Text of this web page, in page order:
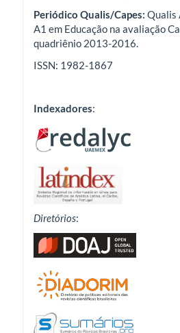
Periódico Qualis/Capes: Qualis
A1 em Educação na avaliação
quadriênio 2013-2016.
ISSN: 1982-1867
Indexadores:
Diretórios: